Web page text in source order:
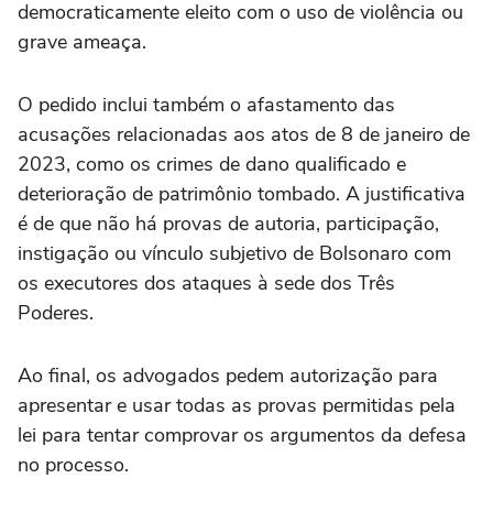
democraticamente eleito com o uso de violência ou
grave ameaça.
O pedido inclui também o afastamento das
acusações relacionadas aos atos de 8 de janeiro de
2023, como os crimes de dano qualificado e
deterioração de patrimônio tombado. A justificativa
é de que não há provas de autoria, participação,
instigação ou vínculo subjetivo de Bolsonaro com
os executores dos ataques à sede dos Três
Poderes.
Ao final, os advogados pedem autorização para
apresentar e usar todas as provas permitidas pela
lei para tentar comprovar os argumentos da defesa
no processo.